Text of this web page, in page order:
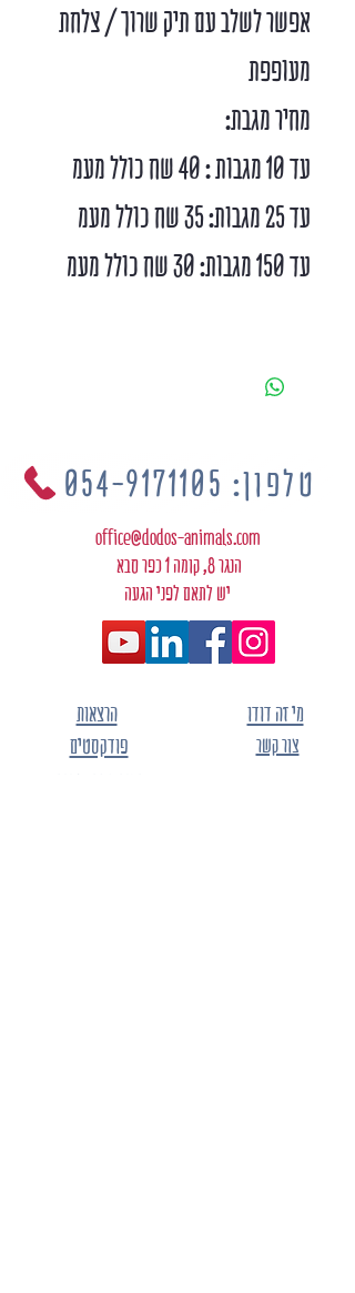
אפשר לשלב עם תיק שרוך / צלחת
מעופפת
מחיר מגבת:
עד 10 מגבות : 40 שח כולל מעמ
עד 25 מגבות: 35 שח כולל מעמ
עד 150 מגבות: 30 שח כולל מעמ
office@dodos-animals.com
הנגר 8, קומה 1 כפר סבא
יש לתאם לפני הגעה
טלפון: 054-9171105
צור קשר
מי זה דודו
הרצאות
פודקסטים